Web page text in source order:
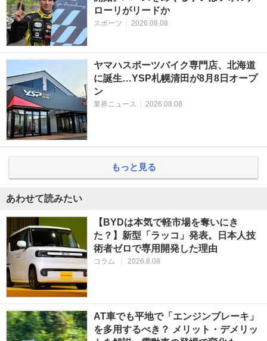
ローリがリードか
スポーツ 2026.08.08
ヤマハスポーツバイク専門店、北海道
に誕生…YSP札幌清田が8月8日オープ
ン
業界ニュース 2026.08.08
もっと見る
あわせて読みたい
【BYDは本気で軽市場を奪いにき
た？】新型「ラッコ」発表。日本人技
術者ゼロで専用開発した理由
コラム 2026.8.08
AT車でも平地で「エンジンブレーキ」
を多用するべき？ メリット・デメリッ